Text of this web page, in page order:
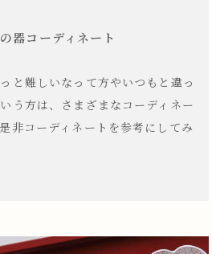
器コーディネート
と難しいなって方やいつもと違っ
う方は、さまざまなコーディネー
非コーディネートを参考にしてみ